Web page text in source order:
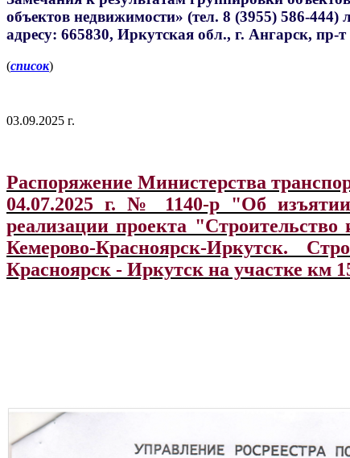
объектов недвижимости» (тел. 8 (3955) 586-
адресу: 665830, Иркутская обл., г. Ангарск, пр-
(список)
03.09.2025 г.
Распоряжение Министерства
04.07.2025 г. № 1140-р "Об
реализации проекта
Кемерово-Красноярск-Иркутск.
Красноярск - Иркутск на участке км